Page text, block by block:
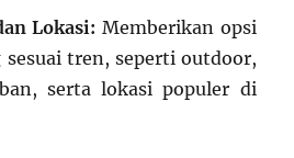
Lokasi: Memberikan opsi
tren, seperti outdoor,
serta lokasi populer di